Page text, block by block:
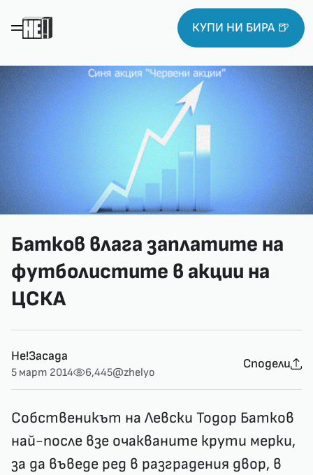
КУПИ НИ БИРА 🍺
Батков влага заплатите на
футболистите в акции на
ЦСКА
Не!Засада
5 март 2014 6,445@zhelyo
Сподели
Собственикът на Левски Тодор Батков
най-после взе очакваните крути мерки,
за да въведе ред в разградения двор, в